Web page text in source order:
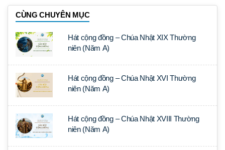
CÙNG CHUYÊN MỤC
Hát cộng đồng – Chúa Nhật XIX Thường
niên (Năm A)
Hát cộng đồng – Chúa Nhật XVI Thường
niên (Năm A)
Hát cộng đồng – Chúa Nhật XVIII Thường
niên (Năm A)